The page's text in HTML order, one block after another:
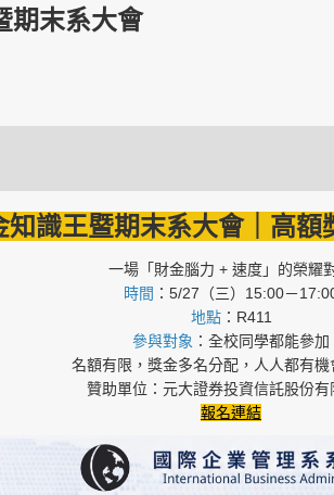
期末系大會
知識王暨期末系大會｜高額
一場「財金腦力 + 速度」的榮耀
時間 ：5/27（三）15:00－
地點：R411
參與對象 ：全校同學都能參加
名額有限，獎金多名分配，人人都有機
贊助單位：元大證券投資信託股份有
報名連結